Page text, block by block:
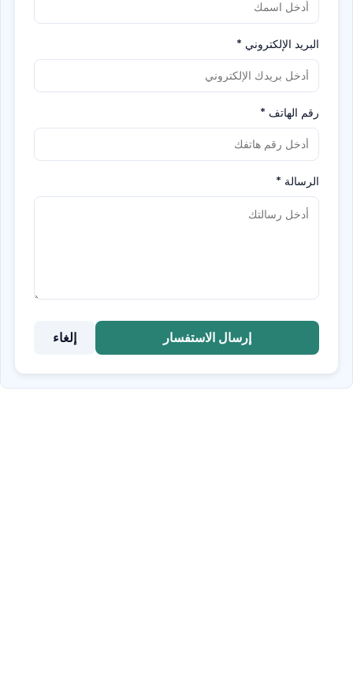
البريد الإلكتروني *
رقم الهاتف *
الرسالة *
إرسال الاستفسار إلغاء